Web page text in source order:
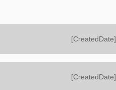
[CreatedDate]
[CreatedDate]